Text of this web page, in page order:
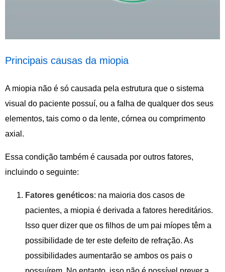
Principais causas da miopia
A miopia não é só causada pela estrutura que o sistema
visual do paciente possuí, ou a falha de qualquer dos seus
elementos, tais como o da lente, córnea ou comprimento
axial.
Essa condição também é causada por outros fatores,
incluindo o seguinte:
Fatores genéticos: na maioria dos casos de
pacientes, a miopia é derivada a fatores hereditários.
Isso quer dizer que os filhos de um pai míopes têm a
possibilidade de ter este defeito de refração. As
possibilidades aumentarão se ambos os pais o